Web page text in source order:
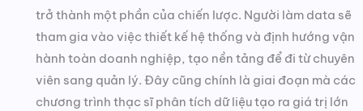
trở thành một phần của chiến lược. Người làm data sẽ
tham gia vào việc thiết kế hệ thống và định hướng vận
hành toàn doanh nghiệp, tạo nền tảng để đi từ chuyên
viên sang quản lý. Đây cũng chính là giai đoạn mà các
chương trình thạc sĩ phân tích dữ liệu tạo ra giá trị lớn